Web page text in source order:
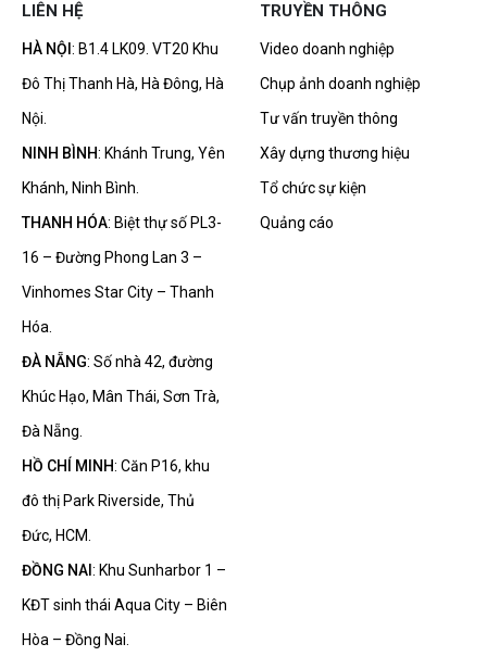
LIÊN HỆ
HÀ NỘI : B1.4 LK09. VT20 Khu
Đô Thị Thanh Hà, Hà Đông, Hà
Nội.
NINH BÌNH: Khánh Trung, Yên
Khánh, Ninh Bình.
THANH HÓA: Biệt thự số PL3-
16 – Đường Phong Lan 3 –
Vinhomes Star City – Thanh
Hóa.
ĐÀ NẴNG: Số nhà 42, đường
Khúc Hạo, Mân Thái, Sơn Trà,
Đà Nẵng.
HỒ CHÍ MINH: Căn P16, khu
đô thị Park Riverside, Thủ
Đức, HCM.
ĐỒNG NAI : Khu Sunharbor 1 –
KĐT sinh thái Aqua City – Biên
Hòa – Đồng Nai.
TRUYỀN THÔNG
Video doanh nghiệp
Chụp ảnh doanh nghiệp
Tư vấn truyền thông
Xây dựng thương hiệu
Tổ chức sự kiện
Quảng cáo